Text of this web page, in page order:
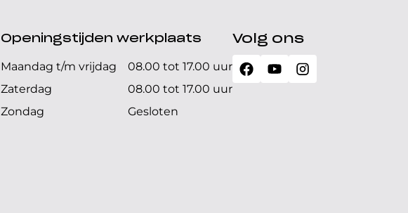
Openingstijden werkplaats
Maandag t/m vrijdag
08.00 tot 17.00 uur
Zaterdag
08.00 tot 17.00 uur
Zondag
Gesloten
Volg ons